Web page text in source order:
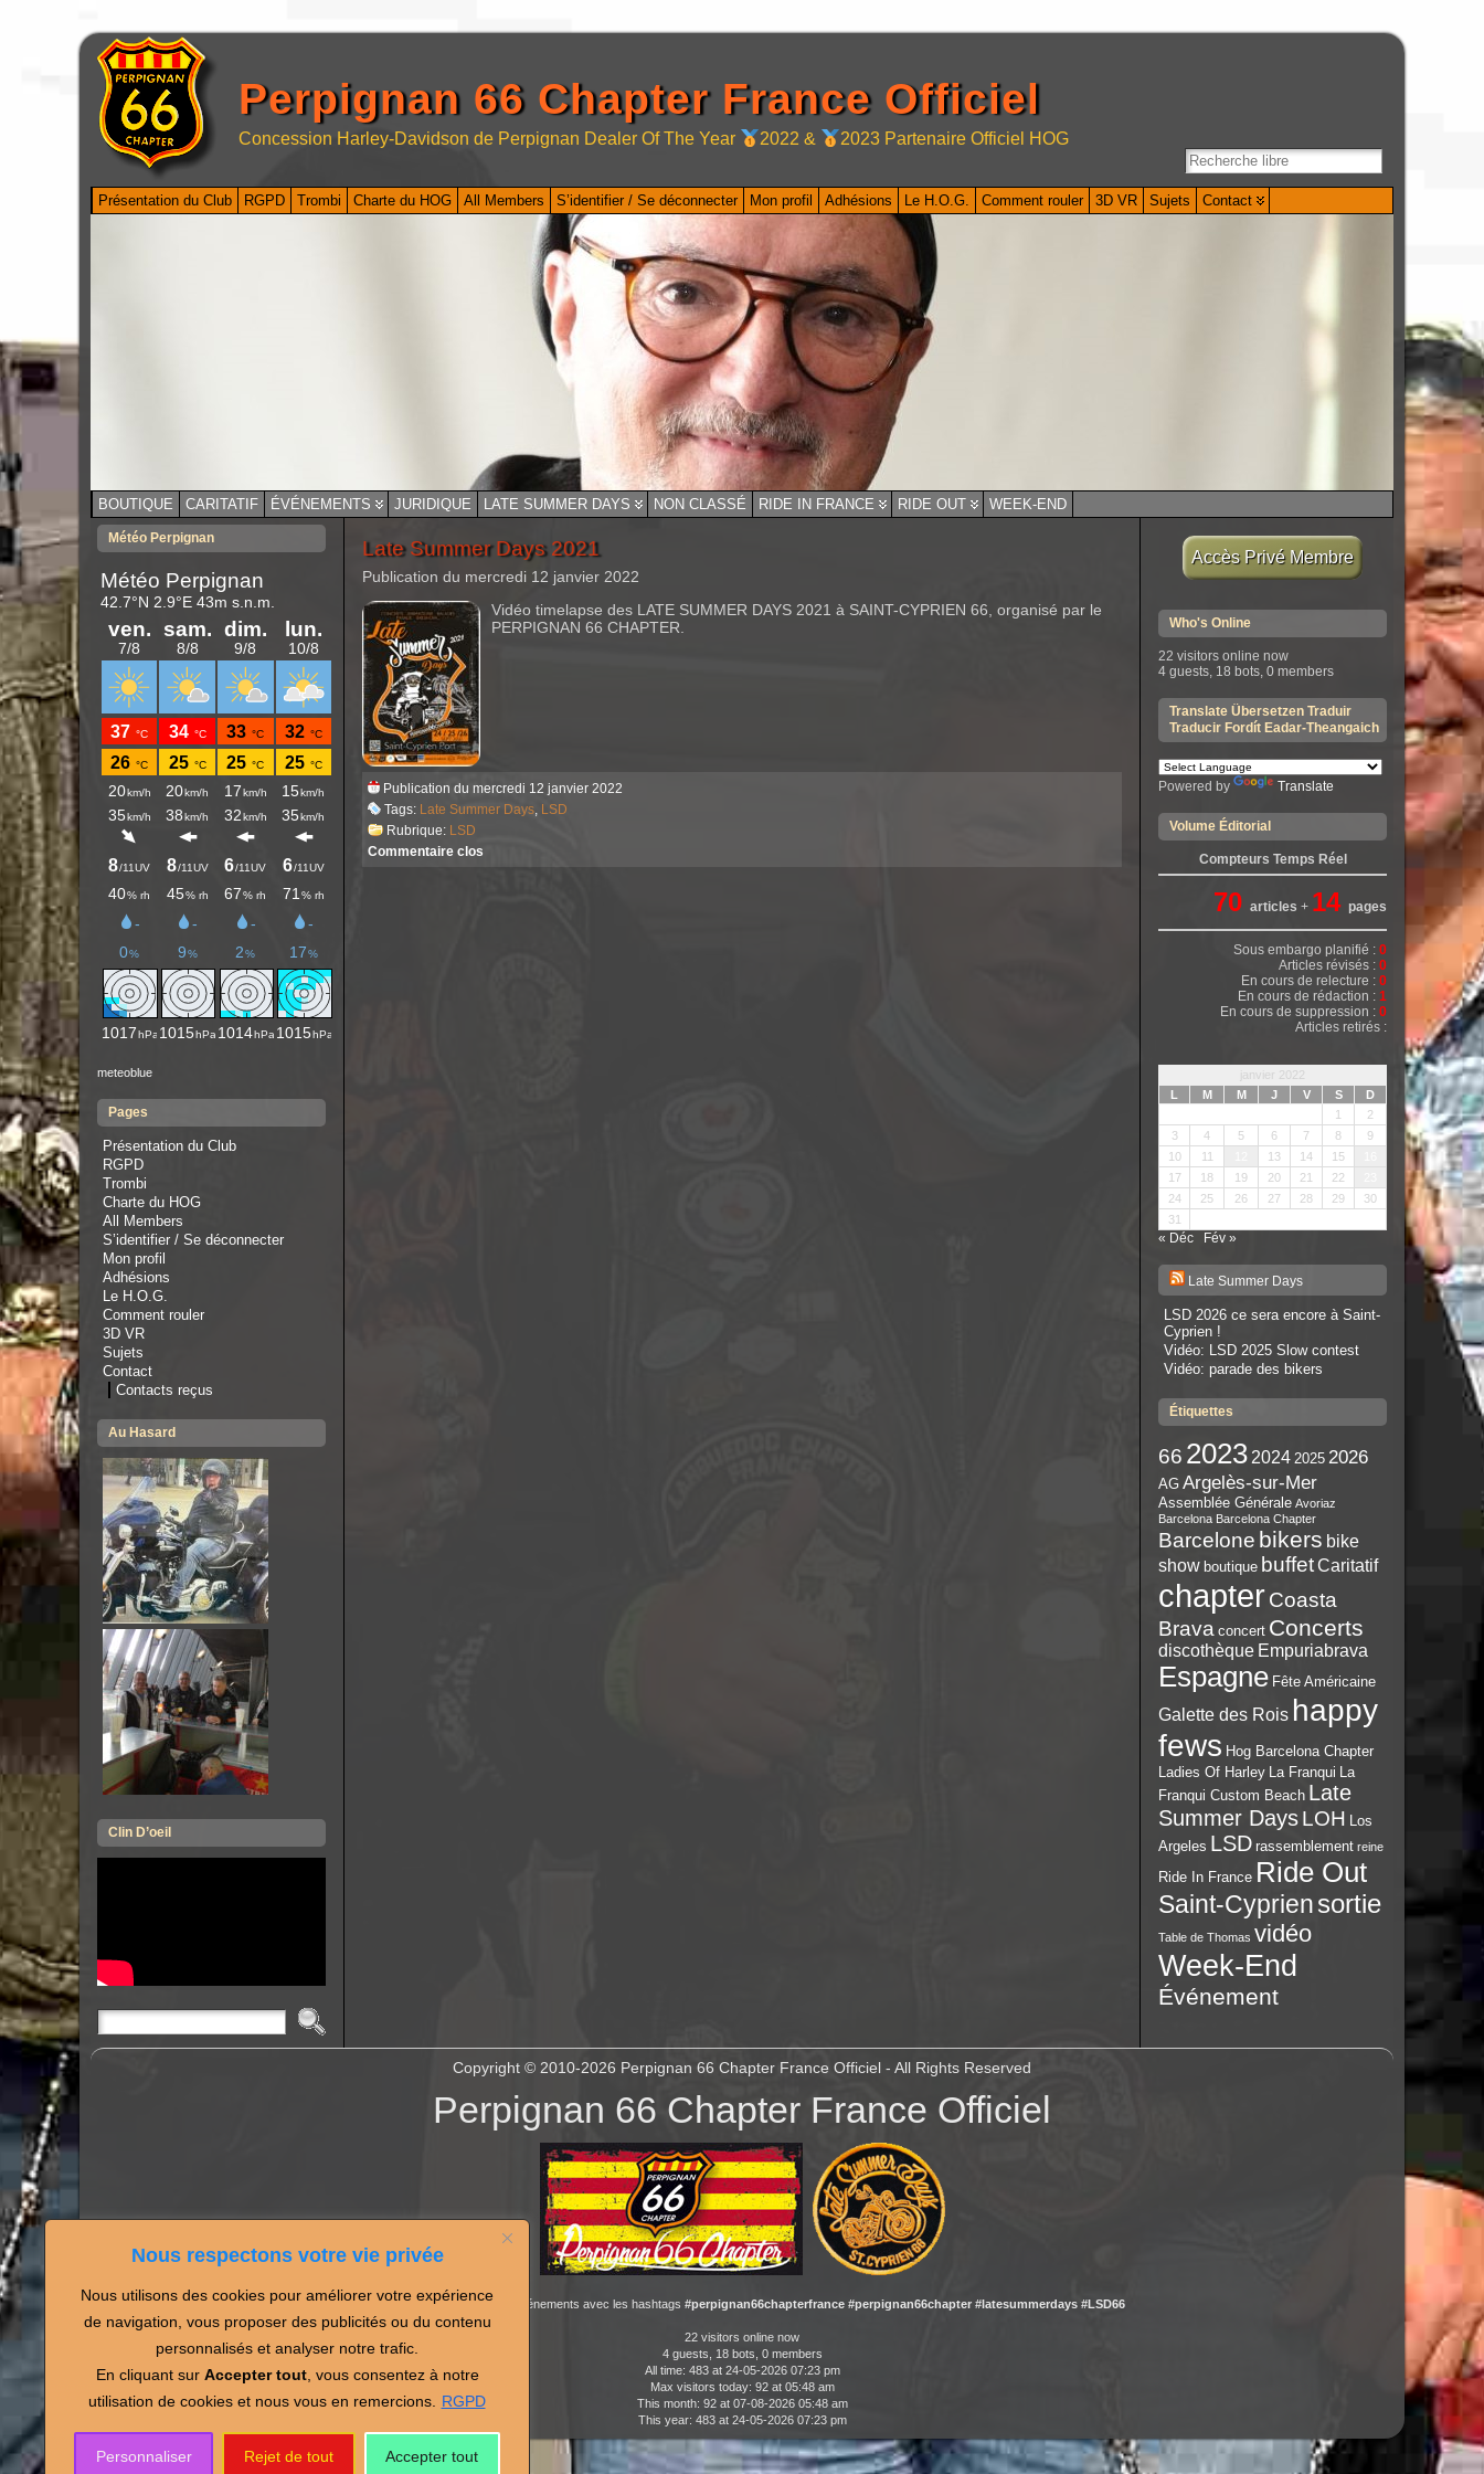
Nous respectons votre vie privée
Nous utilisons des cookies pour améliorer votre expérience
de navigation, vous proposer des publicités ou du contenu
personnalisés et analyser notre trafic.
En cliquant sur Accepter tout, vous consentez à notre
utilisation de cookies et nous vous en remercions.
RGPD
Personnaliser Rejet de tout Accepter tout
Perpignan 66 Chapter France Officiel
Concession Harley-Davidson de Perpignan Dealer Of The Year 2022 & 2023 Partenaire Officiel HOG
Présentation du Club RGPD Trombi Charte du HOG All Members S’identifier / Se déconnecter Mon profil Adhésions Le H.O.G. Comment rouler 3D VR Sujets Contact
BOUTIQUE CARITATIF ÉVÉNEMENTS JURIDIQUE LATE SUMMER DAYS NON CLASSÉ RIDE IN FRANCE RIDE OUT WEEK-END
Météo Perpignan
meteoblue
Pages
Présentation du Club
RGPD
Trombi
Charte du HOG
All Members
S’identifier / Se déconnecter
Mon profil
Adhésions
Le H.O.G.
Comment rouler
3D VR
Sujets
Contact
Contacts reçus
Au Hasard
Clin D’oeil
Late Summer Days 2021
Publication du mercredi 12 janvier 2022
Vidéo timelapse des LATE SUMMER DAYS 2021 à SAINT-CYPRIEN 66, organisé par le
PERPIGNAN 66 CHAPTER.
Publication du mercredi 12 janvier 2022
Tags: Late Summer Days, LSD
Rubrique: LSD
Commentaire clos
Accès Privé Membre
Who's Online
22 visitors online now
4 guests, 18 bots, 0 members
Translate Übersetzen Traduir
Traducir Fordít Eadar-Theangaich
Powered by Translate
Volume Éditorial
Compteurs Temps Réel
70 articles + 14 pages
Sous embargo planifié : 0
Articles révisés : 0
En cours de relecture : 0
En cours de rédaction : 1
En cours de suppression : 0
Articles retirés :
janvier 2022
L
M M J V S
D
1
2
3
4 5 6 7 8
9
10
11 13 14 15
17
18 19 20 21 22
24
25 26 27 28 29
30
31
« Déc Fév »
Late Summer Days
LSD 2026 ce sera encore à Saint-
Cyprien !
Vidéo: LSD 2025 Slow contest
Vidéo: parade des bikers
Étiquettes
66 2023 2024 2025 2026
AG Argelès-sur-Mer
Assemblée Générale Avoriaz
Barcelona Barcelona Chapter
Barcelone bikers bike
show boutique buffetCaritatif
chapterCoasta
Brava concert Concerts
discothèque Empuriabrava
Espagne Fête Américaine
Galette des Rois happy
fews Hog Barcelona Chapter
Ladies Of Harley La Franqui La
Franqui Custom Beach Late
Summer DaysLOH Los
Argeles LSD rassemblement reine
Ride In France Ride Out
Saint-Cypriensortie
Table de Thomas vidéo
Week-End
Événement
Copyright © 2010-2026 Perpignan 66 Chapter France Officiel - All Rights Reserved
Perpignan 66 Chapter France Officiel
Partagez vos photos de nos événements avec les hashtags #perpignan66chapterfrance #perpignan66chapter #latesummerdays #LSD66
22 visitors online now
4 guests, 18 bots, 0 members
All time: 483 at 24-05-2026 07:23 pm
Max visitors today: 92 at 05:48 am
This month: 92 at 07-08-2026 05:48 am
This year: 483 at 24-05-2026 07:23 pm